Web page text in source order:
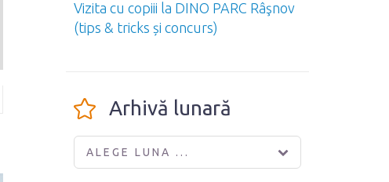
Vizita cu copiii la DINO PARC Râşnov
(tips & tricks și concurs)
Arhivă lunară
ALEGE LUNA ...